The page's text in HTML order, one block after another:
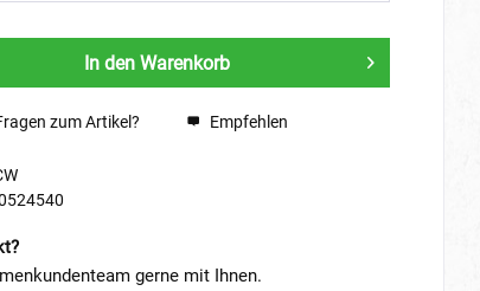
In den Warenkorb
zum Artikel? Empfehlen
gerne mit Ihnen.